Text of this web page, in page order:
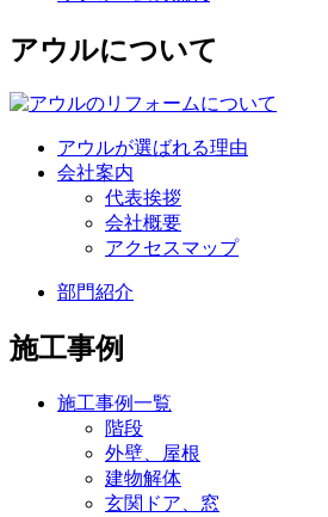
アウルについて
アウルが選ばれる理由
会社案内
代表挨拶
会社概要
アクセスマップ
部門紹介
施工事例
施工事例一覧
階段
外壁、屋根
建物解体
玄関ドア、窓